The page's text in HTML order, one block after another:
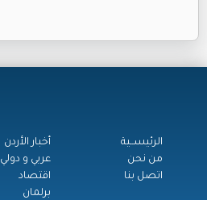
الرئيســية
من نحن
اتصل بنا
أخبار الأردن
عربي و دولي
اقتصاد
برلمان